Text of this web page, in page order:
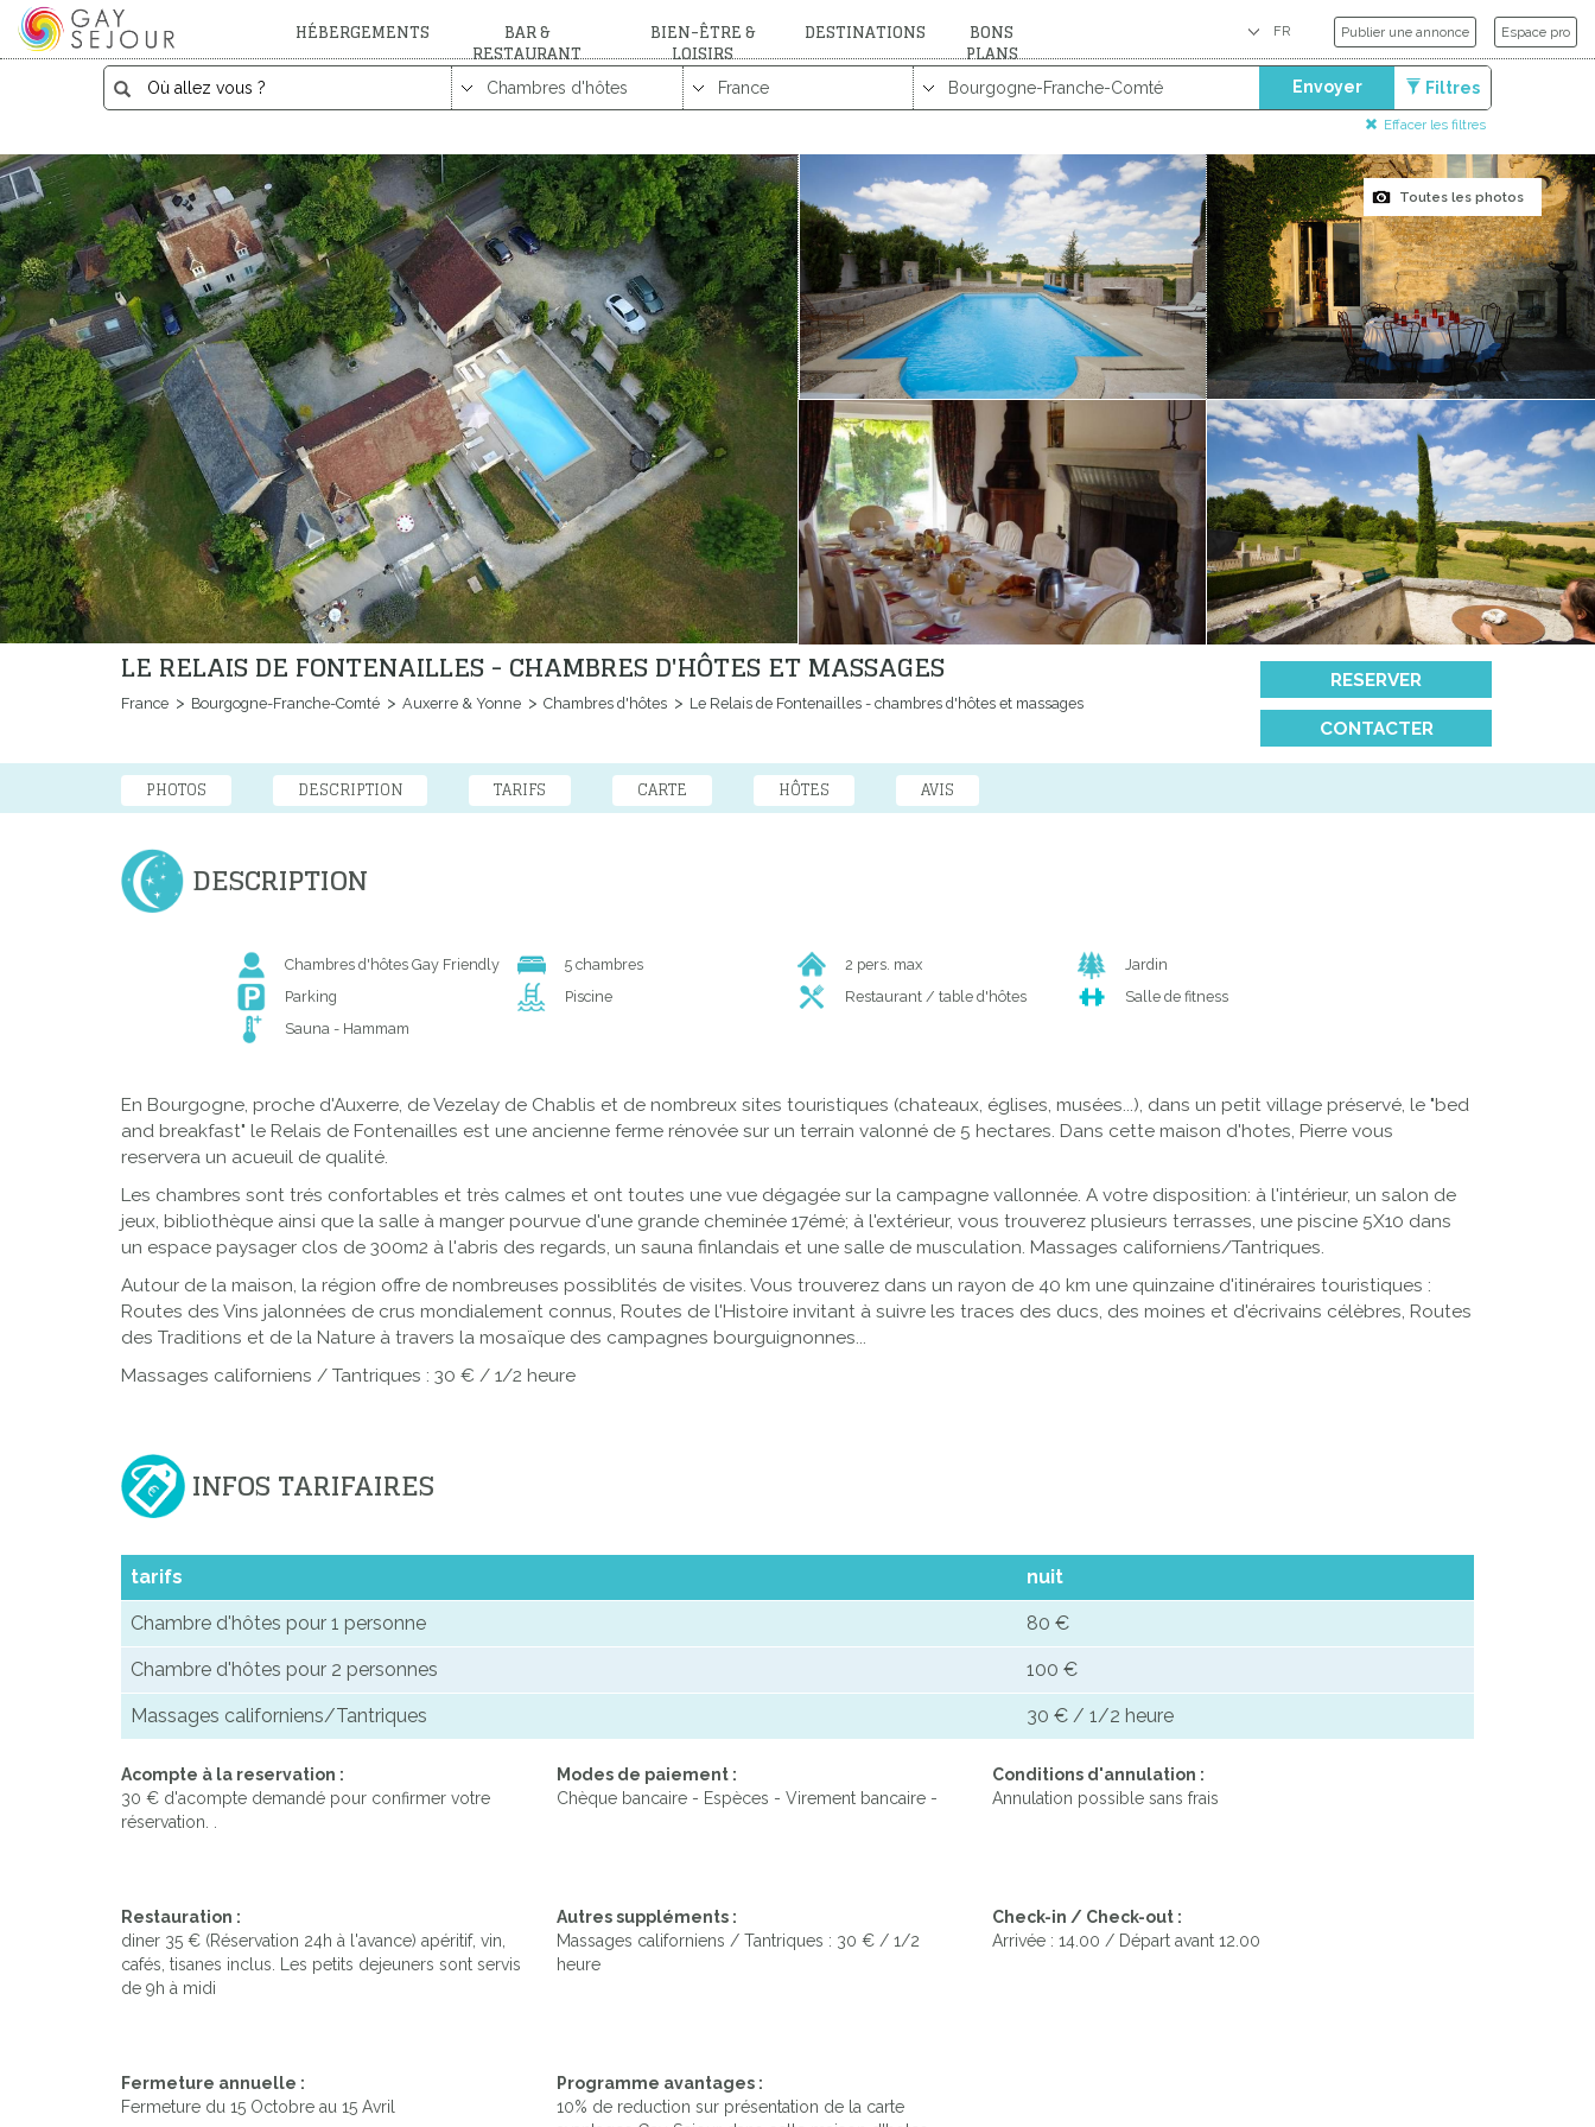
HÉBERGEMENTS BAR &
RESTAURANT
BIEN-ÊTRE &
LOISIRS
DESTINATIONS BONS
PLANS
Publier une annonce Espace pro
Envoyer Filtres
Effacer les filtres
Toutes les photos
LE RELAIS DE FONTENAILLES - CHAMBRES D'HÔTES ET MASSAGES
France Bourgogne-Franche-Comté Auxerre & Yonne Chambres d'hôtes Le Relais de Fontenailles - chambres d'hôtes et massages
RESERVER
CONTACTER
PHOTOS DESCRIPTION TARIFS CARTE HÔTES AVIS
DESCRIPTION
Chambres d'hôtes Gay Friendly 5 chambres 2 pers. max
Jardin
Parking
Piscine Restaurant / table d'hôtes
Salle de fitness
Sauna - Hammam
En Bourgogne, proche d'Auxerre, de Vezelay de Chablis et de nombreux sites touristiques (chateaux, églises, musées...), dans un petit village préservé, le "bed
and breakfast" le Relais de Fontenailles est une ancienne ferme rénovée sur un terrain valonné de 5 hectares. Dans cette maison d'hotes, Pierre vous
reservera un acueuil de qualité.
Les chambres sont trés confortables et très calmes et ont toutes une vue dégagée sur la campagne vallonnée. A votre disposition: à l'intérieur, un salon de
jeux, bibliothèque ainsi que la salle à manger pourvue d'une grande cheminée 17émé; à l'extérieur, vous trouverez plusieurs terrasses, une piscine 5X10 dans
un espace paysager clos de 300m2 à l'abris des regards, un sauna finlandais et une salle de musculation. Massages californiens/Tantriques.
Autour de la maison, la région offre de nombreuses possiblités de visites. Vous trouverez dans un rayon de 40 km une quinzaine d'itinéraires touristiques :
Routes des Vins jalonnées de crus mondialement connus, Routes de l'Histoire invitant à suivre les traces des ducs, des moines et d'écrivains célèbres, Routes
des Traditions et de la Nature à travers la mosaïque des campagnes bourguignonnes...
Massages californiens / Tantriques : 30 € / 1/2 heure
INFOS TARIFAIRES
tarifs nuit
Chambre d'hôtes pour 1 personne 80 €
Chambre d'hôtes pour 2 personnes 100 €
Massages californiens/Tantriques 30 € / 1/2 heure
Acompte à la reservation :
30 € d'acompte demandé pour confirmer votre
réservation. .
Modes de paiement :
Chèque bancaire - Espèces - Virement bancaire -
Conditions d'annulation :
Annulation possible sans frais
Restauration :
diner 35 € (Réservation 24h à l'avance) apéritif, vin,
cafés, tisanes inclus. Les petits dejeuners sont servis
de 9h à midi
Autres suppléments :
Massages californiens / Tantriques : 30 € / 1/2
heure
Check-in / Check-out :
Arrivée : 14.00 / Départ avant 12.00
Fermeture annuelle :
Fermeture du 15 Octobre au 15 Avril
Programme avantages :
10% de reduction sur présentation de la carte